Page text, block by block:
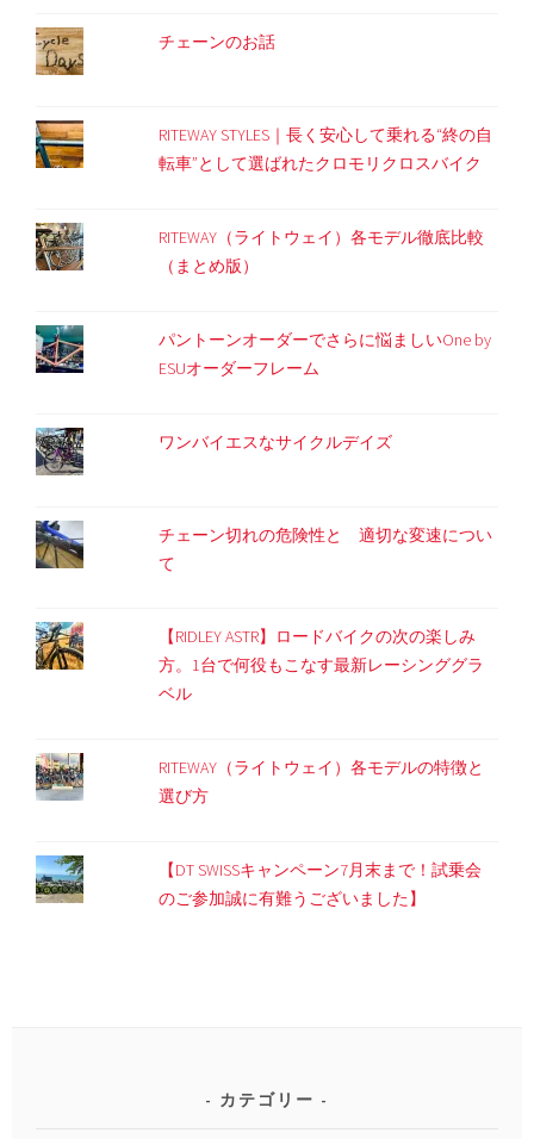
チェーンのお話
RITEWAY STYLES｜長く安心して乗れる“終の自
転車”として選ばれたクロモリクロスバイク
RITEWAY（ライトウェイ）各モデル徹底比較
（まとめ版）
パントーンオーダーでさらに悩ましいOne by
ESUオーダーフレーム
ワンバイエスなサイクルデイズ
チェーン切れの危険性と 適切な変速につい
て
【RIDLEY ASTR】ロードバイクの次の楽しみ
方。1台で何役もこなす最新レーシンググラ
ベル
RITEWAY（ライトウェイ）各モデルの特徴と
選び方
【DT SWISSキャンペーン7月末まで！試乗会
のご参加誠に有難うございました】
カテゴリー